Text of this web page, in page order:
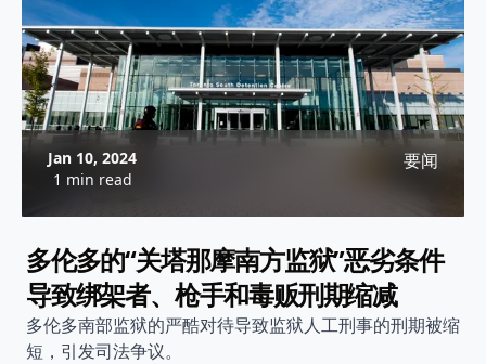
Jan 10, 2024
1 min read
要闻
多伦多的“关塔那摩南方监狱”恶劣条件
导致绑架者、枪手和毒贩刑期缩减
多伦多南部监狱的严酷对待导致监狱人工刑事的刑期被缩
短，引发司法争议。